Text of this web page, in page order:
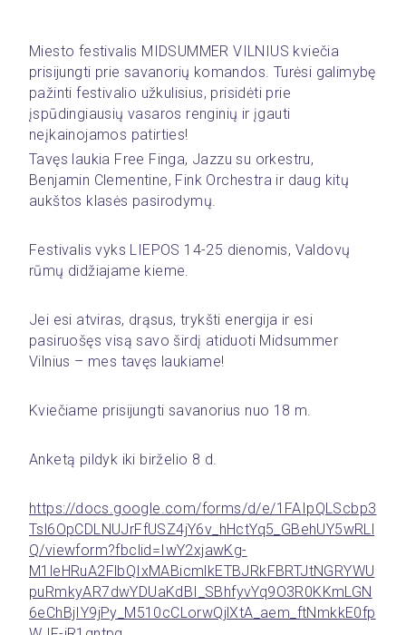
Miesto festivalis MIDSUMMER VILNIUS kviečia
prisijungti prie savanorių komandos. Turėsi galimybę
pažinti festivalio užkulisius, prisidėti prie
įspūdingiausių vasaros renginių ir įgauti
neįkainojamos patirties!
Tavęs laukia Free Finga, Jazzu su orkestru,
Benjamin Clementine, Fink Orchestra ir daug kitų
aukštos klasės pasirodymų.
Festivalis vyks LIEPOS 14-25 dienomis, Valdovų
rūmų didžiajame kieme.
Jei esi atviras, drąsus, trykšti energija ir esi
pasiruošęs visą savo širdį atiduoti Midsummer
Vilnius – mes tavęs laukiame!
Kviečiame prisijungti savanorius nuo 18 m.
Anketą pildyk iki birželio 8 d.
https://docs.google.com/forms/d/e/1FAIpQLScbp3
Tsl6OpCDLNUJrFfUSZ4jY6v_hHctYq5_GBehUY5wRLl
Q/viewform?fbclid=IwY2xjawKg-
M1leHRuA2FlbQIxMABicmlkETBJRkFBRTJtNGRYWU
puRmkyAR7dwYDUaKdBI_SBhfyvYq9O3R0KKmLGN
6eChBjIY9jPy_M510cCLorwQjlXtA_aem_ftNmkkE0fp